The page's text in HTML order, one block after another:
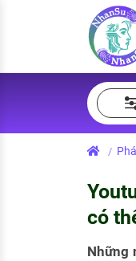
Tìm việc làm
Việc làm tốt nhất
Quản lý CV
MẪU CV THEO
Mẫu CV đơn giản
Tính lương Gross
PHÁP LUẬT VIỆT
Văn bản pháp luật
Chính sách mới
Lao động và tiền
/
có
Những